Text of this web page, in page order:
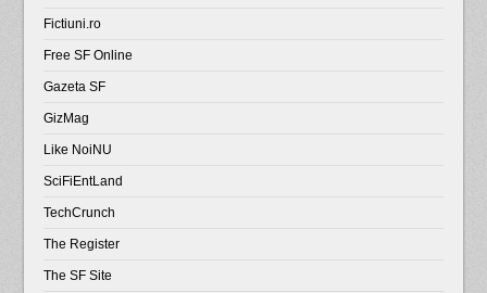
Fictiuni.ro
Free SF Online
Gazeta SF
GizMag
Like NoiNU
SciFiEntLand
TechCrunch
The Register
The SF Site